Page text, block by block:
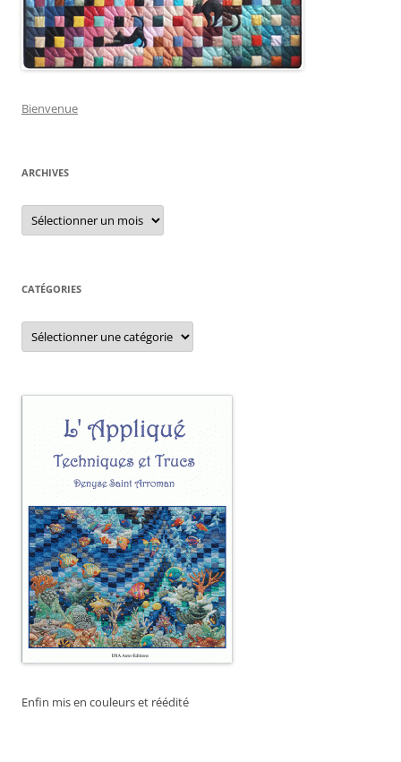
Bienvenue
ARCHIVES
Archives
CATÉGORIES
Catégories
Enfin mis en couleurs et réédité